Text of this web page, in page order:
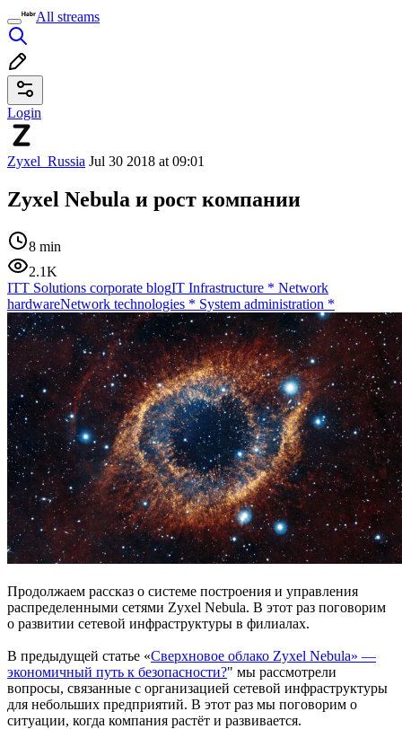
All streams
Login
Zyxel_Russia Jul 30 2018 at 09:01
Zyxel Nebula и рост компании
8 min
2.1K
ITT Solutions corporate blogIT Infrastructure * Network
hardwareNetwork technologies * System administration *
Продолжаем рассказ о системе построения и управления
распределенными сетями Zyxel Nebula. В этот раз поговорим
о развитии сетевой инфраструктуры в филиалах.
В предыдущей статье «Сверхновое облако Zyxel Nebula» —
экономичный путь к безопасности?" мы рассмотрели
вопросы, связанные с организацией сетевой инфраструктуры
для небольших предприятий. В этот раз мы поговорим о
ситуации, когда компания растёт и развивается.